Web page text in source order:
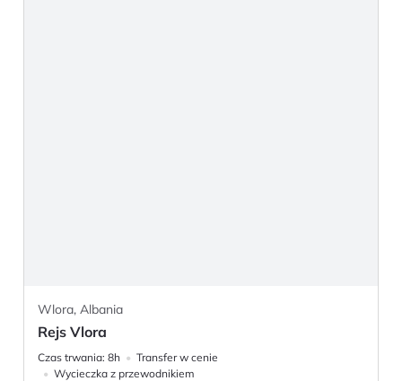
Wlora, Albania
Rejs Vlora
Czas trwania: 8h
Transfer w cenie
Wycieczka z przewodnikiem